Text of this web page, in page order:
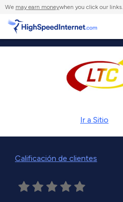
We may earn moneywhen you click our links.
Ir a Sitio
Calificación de clientes